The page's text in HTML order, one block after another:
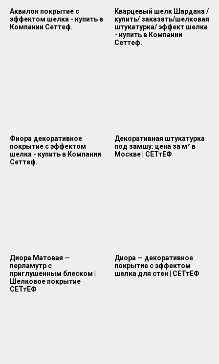
Аквилон покрытие с
эффектом шелка - купить в
Компании Сеттеф.
Кварцевый шелк Шардана /
купить/ заказать/шелковая
штукатурка/ эффект шелка
- купить в Компании
Сеттеф.
Фиора декоративное
покрытие с эффектом
шелка - купить в Компании
Сеттеф.
Декоративная штукатурка
под замшу: цена за м² в
Москве | СЕТтЕФ
Диора Матовая —
перламутр с
приглушенным блеском |
Шелковое покрытие
СЕТтЕФ
Диора — декоративное
покрытие с эффектом
шелка для стен | СЕТтЕФ